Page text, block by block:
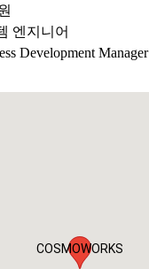
엔지니어
Development Manager
COSMOWORKS